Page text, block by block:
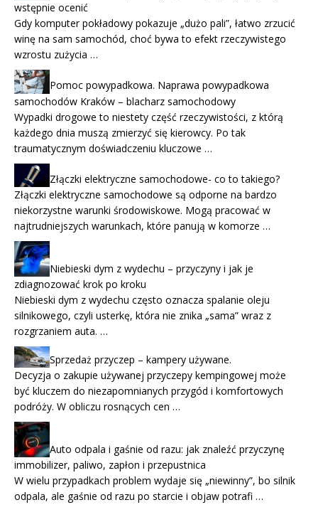
wstępnie ocenić
Gdy komputer pokładowy pokazuje „dużo pali”, łatwo zrzucić
winę na sam samochód, choć bywa to efekt rzeczywistego
wzrostu zużycia …
Pomoc powypadkowa. Naprawa powypadkowa
samochodów Kraków – blacharz samochodowy
Wypadki drogowe to niestety część rzeczywistości, z którą
każdego dnia muszą zmierzyć się kierowcy. Po tak
traumatycznym doświadczeniu kluczowe …
Złączki elektryczne samochodowe- co to takiego?
Złączki elektryczne samochodowe są odporne na bardzo
niekorzystne warunki środowiskowe. Mogą pracować w
najtrudniejszych warunkach, które panują w komorze …
Niebieski dym z wydechu – przyczyny i jak je
zdiagnozować krok po kroku
Niebieski dym z wydechu często oznacza spalanie oleju
silnikowego, czyli usterkę, która nie znika „sama” wraz z
rozgrzaniem auta. …
Sprzedaż przyczep – kampery używane.
Decyzja o zakupie używanej przyczepy kempingowej może
być kluczem do niezapomnianych przygód i komfortowych
podróży. W obliczu rosnących cen …
Auto odpala i gaśnie od razu: jak znaleźć przyczynę
immobilizer, paliwo, zapłon i przepustnica
W wielu przypadkach problem wydaje się „niewinny”, bo silnik
odpala, ale gaśnie od razu po starcie i objaw potrafi …